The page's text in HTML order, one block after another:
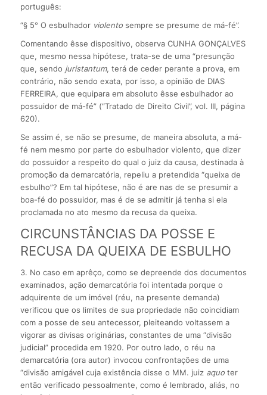
português:
“§ 5° O esbulhador violento sempre se presume de má-fé”.
Comentando êsse dispositivo, observa CUNHA GONÇALVES
que, mesmo nessa hipótese, trata-se de uma “presunção
que, sendo juristantum, terá de ceder perante a prova, em
contrário, não sendo exata, por isso, a opinião de DIAS
FERREIRA, que equipara em absoluto êsse esbulhador ao
possuidor de má-fé” (“Tratado de Direito Civil”, vol. III, página
620).
Se assim é, se não se presume, de maneira absoluta, a má-
fé nem mesmo por parte do esbulhador violento, que dizer
do possuidor a respeito do qual o juiz da causa, destinada à
promoção da demarcatória, repeliu a pretendida “queixa de
esbulho”? Em tal hipótese, não é are nas de se presumir a
boa-fé do possuidor, mas é de se admitir já tenha si ela
proclamada no ato mesmo da recusa da queixa.
CIRCUNSTÂNCIAS DA POSSE E
RECUSA DA QUEIXA DE ESBULHO
3. No caso em aprêço, como se depreende dos documentos
examinados, ação demarcatória foi intentada porque o
adquirente de um imóvel (réu, na presente demanda)
verificou que os limites de sua propriedade não coincidiam
com a posse de seu antecessor, pleiteando voltassem a
vigorar as divisas originárias, constantes de uma “divisão
judicial” procedida em 1920. Por outro lado, o réu na
demarcatória (ora autor) invocou confrontações de uma
“divisão amigável cuja existência disse o MM. juiz aquo ter
então verificado pessoalmente, como é lembrado, aliás, no